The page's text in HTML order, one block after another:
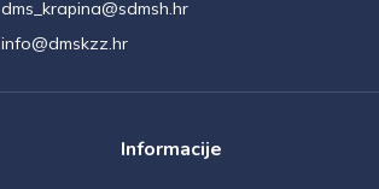
dms_krapina@sdmsh.hr
info@dmskzz.hr
Informacije